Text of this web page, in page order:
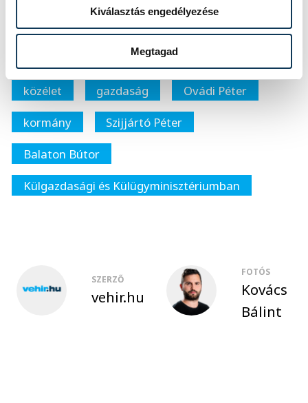
Kiválasztás engedélyezése
Megtagad
közélet gazdaság
Ovádi Péter
kormány
Szijjártó Péter
Balaton Bútor
Külgazdasági és Külügyminisztériumban
SZERZŐ
vehir.hu
FOTÓS
Kovács
Bálint